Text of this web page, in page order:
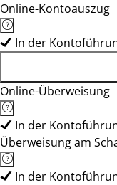
Online-Kontoauszug
In der
Online-Überweisung
In der
Überweisung am
In der